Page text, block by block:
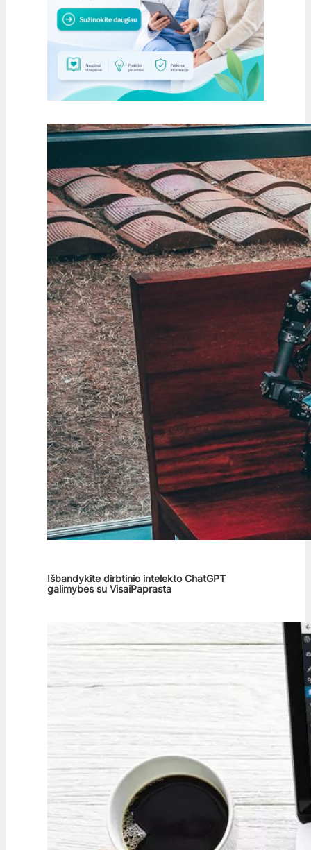
Išbandykite dirbtinio intelekto ChatGPT
galimybes su VisaiPaprasta